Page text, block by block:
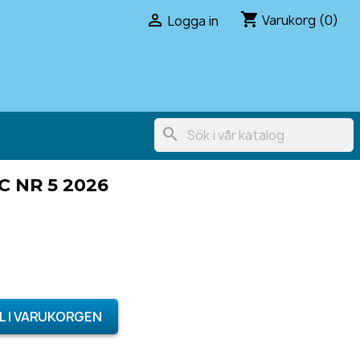
 Logga in shopping_cart Varukorg (0)
search
NR 5 2026
I VARUKORGEN